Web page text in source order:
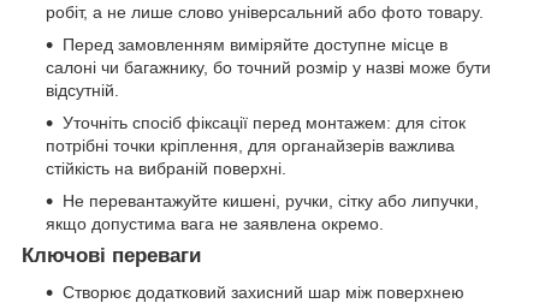
робіт, а не лише слово універсальний або фото товару.
Перед замовленням виміряйте доступне місце в
салоні чи багажнику, бо точний розмір у назві може бути
відсутній.
Уточніть спосіб фіксації перед монтажем: для сіток
потрібні точки кріплення, для органайзерів важлива
стійкість на вибраній поверхні.
Не перевантажуйте кишені, ручки, сітку або липучки,
якщо допустима вага не заявлена окремо.
Ключові переваги
Створює додатковий захисний шар між поверхнею